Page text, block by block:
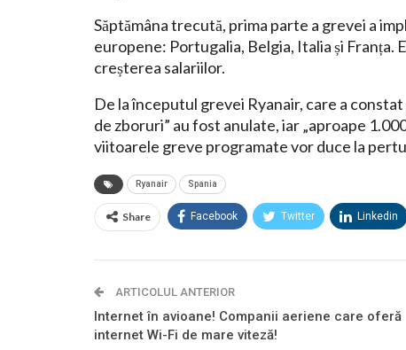
Săptămâna trecută, prima parte a grevei a
europene: Portugalia, Belgia, Italia și Franța.
creșterea salariilor.
De la începutul grevei Ryanair, care a
de zboruri” au fost anulate, iar „aproape
viitoarele greve programate vor duce la
Ryanair Spania
Share Facebook Twitter Linkedin
ARTICOLUL ANTERIOR
Internet în avioane! Companii aeriene care oferă
internet Wi-Fi de mare viteză!